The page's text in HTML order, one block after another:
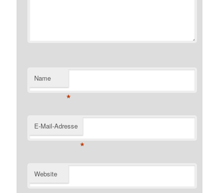
Name
*
E-Mail-Adresse
*
Website